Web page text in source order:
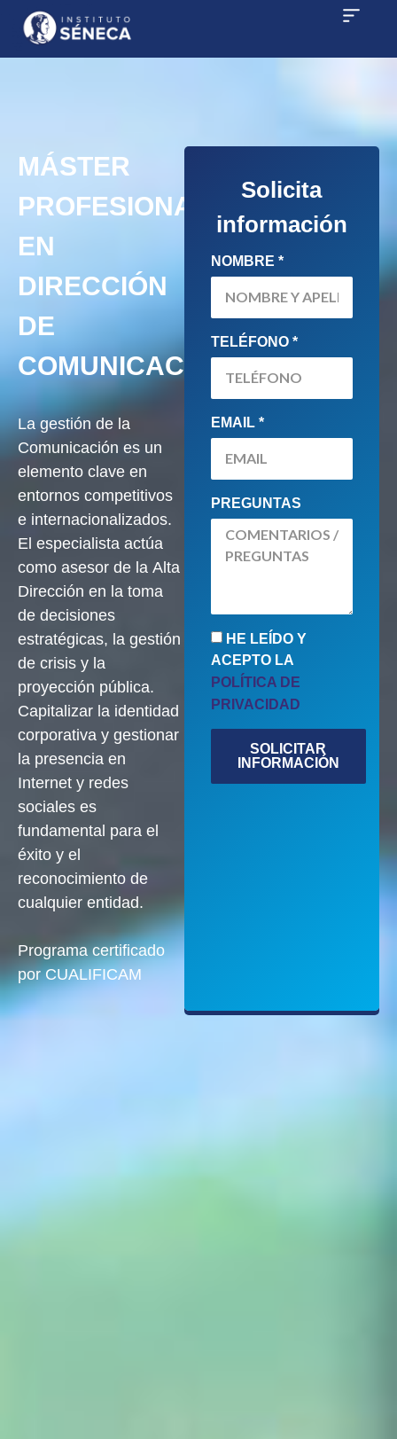
MÁSTER
PROFESIONAL
EN
DIRECCIÓN
DE
COMUNICACIÓN
La gestión de la
Comunicación es un
elemento clave en
entornos competitivos
e internacionalizados.
El especialista actúa
como asesor de la Alta
Dirección en la toma
de decisiones
estratégicas, la gestión
de crisis y la
proyección pública.
Capitalizar la identidad
corporativa y gestionar
la presencia en
Internet y redes
sociales es
fundamental para el
éxito y el
reconocimiento de
cualquier entidad.
Programa certificado
porCUALIFICAM
Solicita
información
NOMBRE *
TELÉFONO *
EMAIL *
PREGUNTAS
HE LEÍDO Y
ACEPTO LA
POLÍTICA DE
PRIVACIDAD
SOLICITAR
INFORMACIÓN